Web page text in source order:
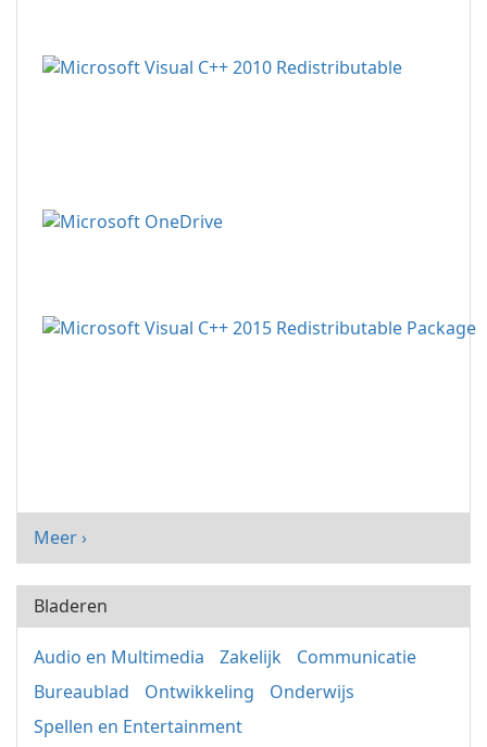
Meer ›
Bladeren
Audio en Multimedia Zakelijk
Communicatie
Bureaublad
Ontwikkeling
Onderwijs
Spellen en Entertainment